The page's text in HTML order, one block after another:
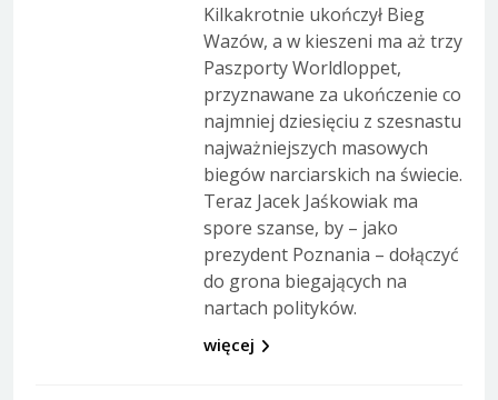
Kilkakrotnie ukończył Bieg
Wazów, a w kieszeni ma aż trzy
Paszporty Worldloppet,
przyznawane za ukończenie co
najmniej dziesięciu z szesnastu
najważniejszych masowych
biegów narciarskich na świecie.
Teraz Jacek Jaśkowiak ma
spore szanse, by – jako
prezydent Poznania – dołączyć
do grona biegających na
nartach polityków.
więcej